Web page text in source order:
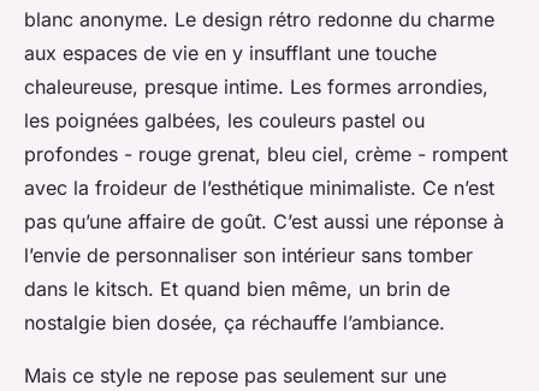
blanc anonyme. Le design rétro redonne du charme
aux espaces de vie en y insufflant une touche
chaleureuse, presque intime. Les formes arrondies,
les poignées galbées, les couleurs pastel ou
profondes - rouge grenat, bleu ciel, crème - rompent
avec la froideur de l’esthétique minimaliste. Ce n’est
pas qu’une affaire de goût. C’est aussi une réponse à
l’envie de personnaliser son intérieur sans tomber
dans le kitsch. Et quand bien même, un brin de
nostalgie bien dosée, ça réchauffe l’ambiance.
Mais ce style ne repose pas seulement sur une